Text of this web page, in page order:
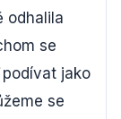
odhalila
se
jako
se